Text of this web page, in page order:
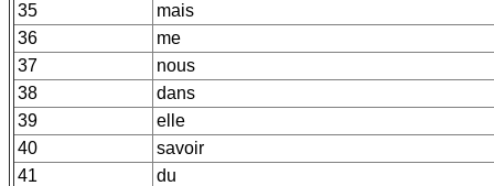
35
mais
36
me
37
nous
38
dans
39
elle
40
savoir
41
du